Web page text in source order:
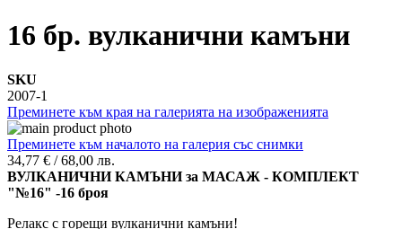
16 бр. вулканични камъни
SKU
2007-1
Преминете към края на галерията на изображенията
Преминете към началото на галерия със снимки
34,77 € /68,00 лв.
ВУЛКАНИЧНИ КАМЪНИ за МАСАЖ - КОМПЛЕКТ
"№16" -16 броя
Релакс с горещи вулканични камъни!